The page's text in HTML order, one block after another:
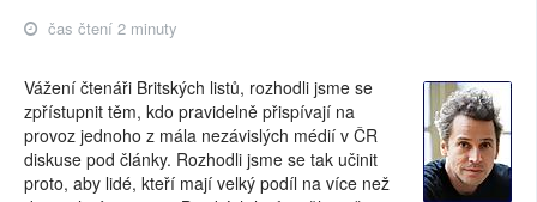
čas čtení 2 minuty
Vážení čtenáři Britských listů, rozhodli jsme se
zpřístupnit těm, kdo pravidelně přispívají na
provoz jednoho z mála nezávislých médií v ČR
diskuse pod články. Rozhodli jsme se tak učinit
proto, aby lidé, kteří mají velký podíl na více než